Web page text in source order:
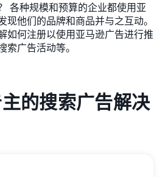
各种规模和预算的企业都使用亚
现他们的品牌和商品并与之互动。
如何注册以使用亚马逊广告进行推
索广告活动等。
的搜索广告解决